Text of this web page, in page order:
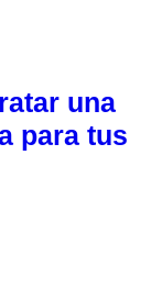
una
para tus